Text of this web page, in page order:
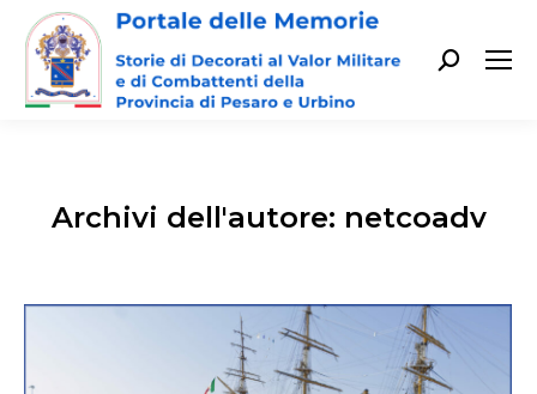
Cerca:
Archivi dell'autore: netcoadv